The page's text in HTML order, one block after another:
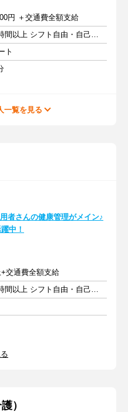
円 ＋交通費全額支給
週1日以上 1日3時間以上 シフト自由・自己申告
ト
一覧を見る
用者さんの健康管理がメイン♪
中！
交通費全額支給
週3日以上 1日8時間以上 シフト自由・自己申告
）